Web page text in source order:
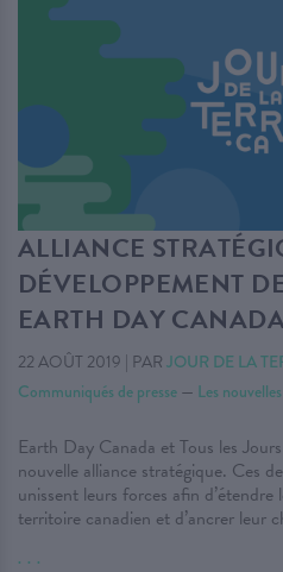
ALLIANCE
DÉVELOPPEMENT
EARTH DAY
22 AOÛT 2019 | PAR JOUR DE LA
Communiqués de presse — Les nouvelles
Earth Day Canada et Tous les
nouvelle alliance stratégique. Ces
unissent leurs forces afin
territoire canadien et d’ancrer leur
. . .